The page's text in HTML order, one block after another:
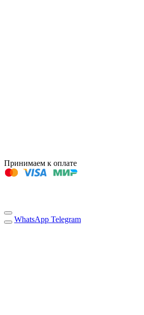
Принимаем к оплате
WhatsApp Telegram